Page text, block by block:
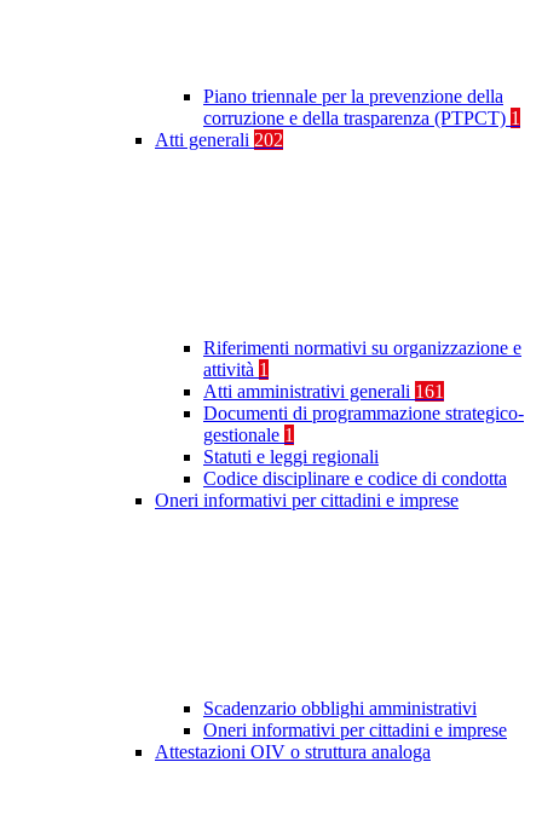
Piano triennale per la prevenzione della
corruzione e della trasparenza (PTPCT) 1
Atti generali 202
Riferimenti normativi su organizzazione e
attività 1
Atti amministrativi generali 161
Documenti di programmazione strategico-
gestionale 1
Statuti e leggi regionali
Codice disciplinare e codice di condotta
Oneri informativi per cittadini e imprese
Scadenzario obblighi amministrativi
Oneri informativi per cittadini e imprese
Attestazioni OIV o struttura analoga